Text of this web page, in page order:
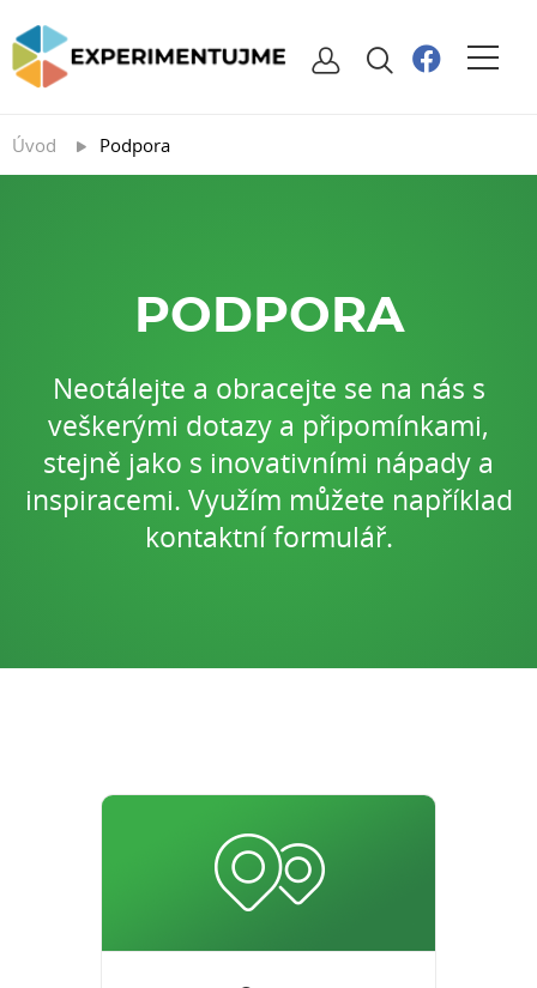
Úvod Podpora
PODPORA
Neotálejte a obracejte se na nás s
veškerými dotazy a připomínkami,
stejně jako s inovativními nápady a
inspiracemi. Využím můžete například
kontaktní formulář.